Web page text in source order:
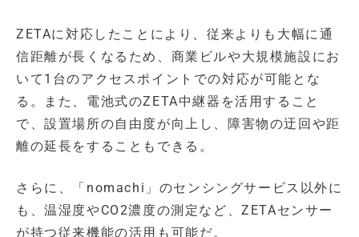
ZETAに対応したことにより、従来よりも大幅に通
信距離が長くなるため、商業ビルや大規模施設にお
いて1台のアクセスポイントでの対応が可能とな
る。また、電池式のZETA中継器を活用すること
で、設置場所の自由度が向上し、障害物の迂回や距
離の延長をすることもできる。
さらに、「nomachi」のセンシングサービス以外に
も、温湿度やCO2濃度の測定など、ZETAセンサー
が持つ従来機能の活用も可能だ。